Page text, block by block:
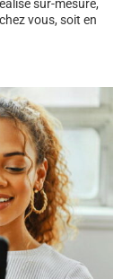
sur-mesure,
vous, soit en